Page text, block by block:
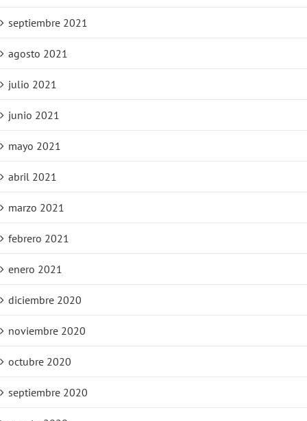
septiembre 2021
agosto 2021
julio 2021
junio 2021
mayo 2021
abril 2021
marzo 2021
febrero 2021
enero 2021
diciembre 2020
noviembre 2020
octubre 2020
septiembre 2020